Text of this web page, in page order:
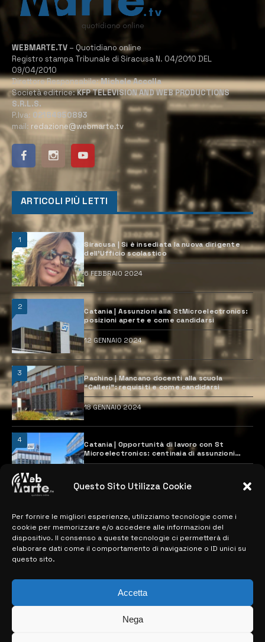
Questo Sito Utilizza Cookie
Per fornire le migliori esperienze, utilizziamo tecnologie come i
cookie per memorizzare e/o accedere alle informazioni del
dispositivo. Il consenso a queste tecnologie ci permetterà di
elaborare dati come il comportamento di navigazione o ID unici su
questo sito.
Accetta
Nega
WEBMARTE.TV – Quotidiano online
Registro stampa Tribunale di Siracusa N. 04/2010 DEL
09/04/2010
Direttore Responsabile:Michele Accolla
Società editrice:KFP TELEVISION AND WEB PRODUCTIONS
S.R.L.S.
P.Iva: 02184950893
mail: redazione@webmarte.tv
ARTICOLI PIÙ LETTI
1
Siracusa | Si è insediata la nuova dirigente
dell’Ufficio scolastico
6 FEBBRAIO 2024
2
Catania | Assunzioni alla StMicroelectronics:
posizioni aperte e come candidarsi
12 GENNAIO 2024
3
Pachino | Mancano docenti alla scuola
“Calleri”: requisiti e come candidarsi
18 GENNAIO 2024
4
Catania | Opportunità di lavoro con St
Microelectronics: centinaia di assunzioni
previste
MAPPA DEL SITO
> NOTIZIE